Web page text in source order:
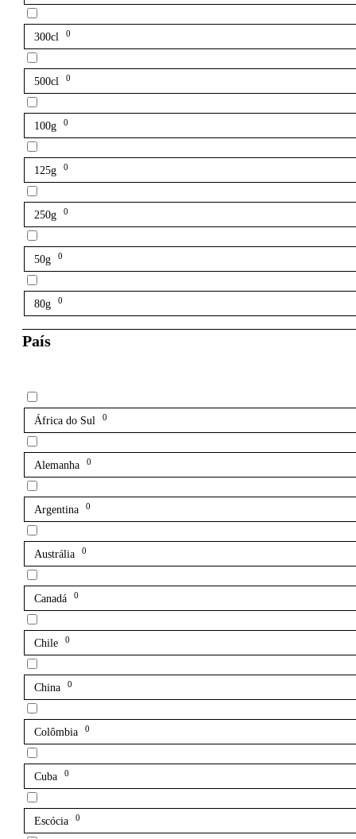
300cl 0
500cl 0
100g 0
125g 0
250g 0
50g 0
80g 0
País
África do Sul 0
Alemanha 0
Argentina 0
Austrália 0
Canadá 0
Chile 0
China 0
Colômbia 0
Cuba 0
Escócia 0